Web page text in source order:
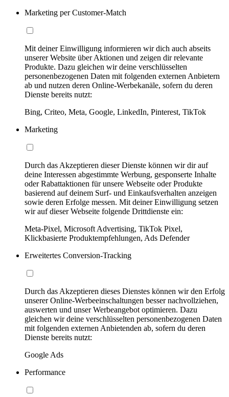
Marketing per Customer-Match
Mit deiner Einwilligung informieren wir dich auch abseits
unserer Website über Aktionen und zeigen dir relevante
Produkte. Dazu gleichen wir deine verschlüsselten
personenbezogenen Daten mit folgenden externen Anbietern
ab und nutzen deren Online-Werbekanäle, sofern du deren
Dienste bereits nutzt:
Bing, Criteo, Meta, Google, LinkedIn, Pinterest, TikTok
Marketing
Durch das Akzeptieren dieser Dienste können wir dir auf
deine Interessen abgestimmte Werbung, gesponserte Inhalte
oder Rabattaktionen für unsere Webseite oder Produkte
basierend auf deinem Surf- und Einkaufsverhalten anzeigen
sowie deren Erfolge messen. Mit deiner Einwilligung setzen
wir auf dieser Webseite folgende Drittdienste ein:
Meta-Pixel, Microsoft Advertising, TikTok Pixel,
Klickbasierte Produktempfehlungen, Ads Defender
Erweitertes Conversion-Tracking
Durch das Akzeptieren dieses Dienstes können wir den Erfolg
unserer Online-Werbeeinschaltungen besser nachvollziehen,
auswerten und unser Werbeangebot optimieren. Dazu
gleichen wir deine verschlüsselten personenbezogenen Daten
mit folgenden externen Anbietenden ab, sofern du deren
Dienste bereits nutzt:
Google Ads
Performance